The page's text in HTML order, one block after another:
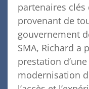
partenaires
provenant de
gouvernement
SMA, Richard a
prestation
modernisation